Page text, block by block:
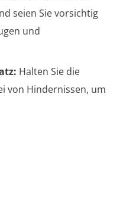
seien Sie vorsichtig
und
Halten Sie die
von Hindernissen, um